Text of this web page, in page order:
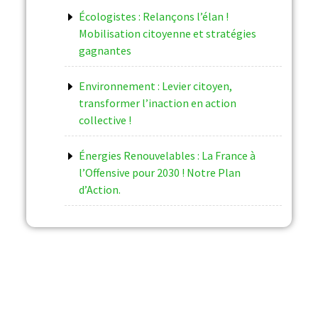
Écologistes : Relançons l’élan !
Mobilisation citoyenne et stratégies
gagnantes
Environnement : Levier citoyen,
transformer l’inaction en action
collective !
Énergies Renouvelables : La France à
l’Offensive pour 2030 ! Notre Plan
d’Action.